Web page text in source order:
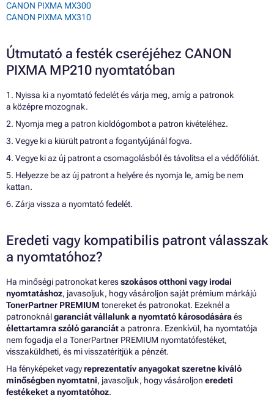
CANON PIXMA MX300
CANON PIXMA MX310
Útmutató a festék cseréjéhez CANON
PIXMA MP210 nyomtatóban
1. Nyissa ki a nyomtató fedelét és várja meg, amíg a patronok
a középre mozognak.
2. Nyomja meg a patron kioldógombot a patron kivételéhez.
3. Vegye ki a kiürült patront a fogantyújánál fogva.
4. Vegye ki az új patront a csomagolásból és távolítsa el a védőfóliát.
5. Helyezze be az új patront a helyére és nyomja le, amíg be nem
kattan.
6. Zárja vissza a nyomtató fedelét.
Eredeti vagy kompatibilis patront válasszak
a nyomtatóhoz?
Ha minőségi patronokat keresszokásos otthoni vagy irodai
nyomtatáshoz, javasoljuk, hogy vásároljon saját prémium márkájú
TonerPartner PREMIUM tonereket és patronokat. Ezeknél a
patronoknálgaranciát vállalunk a nyomtató károsodásáraés
élettartamra szóló garanciáta patronra. Ezenkívül, ha nyomtatója
nem fogadja el a TonerPartner PREMIUM nyomtatófestéket,
visszaküldheti, és mi visszatérítjük a pénzét.
Ha fényképeket vagyreprezentatív anyagokat szeretne kiváló
minőségben nyomtatni, javasoljuk, hogy vásároljon eredeti
festékeket a nyomtatóhoz.